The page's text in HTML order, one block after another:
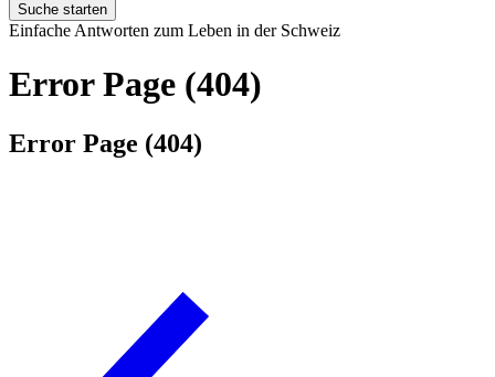
Suche starten
Einfache Antworten zum Leben in der Schweiz
Error Page (404)
Error Page (404)